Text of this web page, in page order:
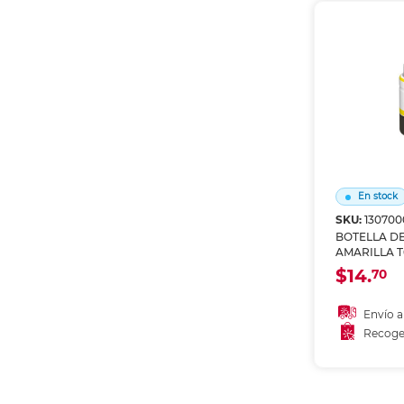
En stock
SKU:
BOTELLA
AMARILLA
$14.70
Envío